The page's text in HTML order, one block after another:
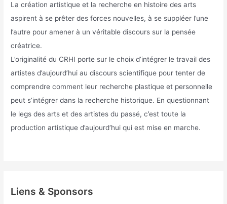
La création artistique et la recherche en histoire des arts
aspirent à se prêter des forces nouvelles, à se suppléer l’une
l’autre pour amener à un véritable discours sur la pensée
créatrice.
L’originalité du CRHI porte sur le choix d’intégrer le travail des
artistes d’aujourd’hui au discours scientifique pour tenter de
comprendre comment leur recherche plastique et personnelle
peut s’intégrer dans la recherche historique. En questionnant
le legs des arts et des artistes du passé, c’est toute la
production artistique d’aujourd‘hui qui est mise en marche.
Liens & Sponsors